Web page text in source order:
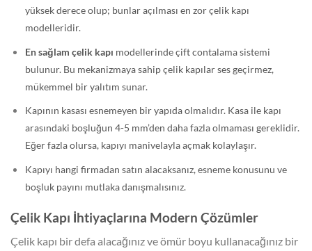
yüksek derece olup; bunlar açılması en zor çelik kapı
modelleridir.
En sağlam çelik kapı modellerinde çift contalama sistemi
bulunur. Bu mekanizmaya sahip çelik kapılar ses geçirmez,
mükemmel bir yalıtım sunar.
Kapının kasası esnemeyen bir yapıda olmalıdır. Kasa ile kapı
arasındaki boşluğun 4-5 mm’den daha fazla olmaması gereklidir.
Eğer fazla olursa, kapıyı manivelayla açmak kolaylaşır.
Kapıyı hangi firmadan satın alacaksanız, esneme konusunu ve
boşluk payını mutlaka danışmalısınız.
Çelik Kapı İhtiyaçlarına Modern Çözümler
Çelik kapı bir defa alacağınız ve ömür boyu kullanacağınız bir